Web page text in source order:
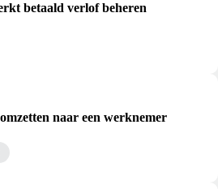
betaald verlof beheren
naar een werknemer